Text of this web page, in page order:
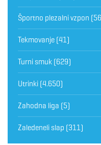
Športno plezalni vzpon
Tekmovanje (41)
Turni smuk (629)
Utrinki (4.650)
Zahodna liga (5)
Zaledeneli slap (311)